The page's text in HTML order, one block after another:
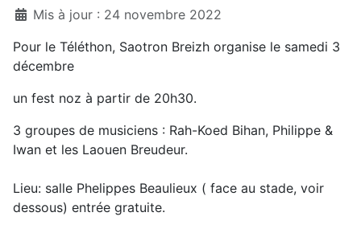
Mis à jour : 24 novembre 2022
Pour le Téléthon, Saotron Breizh organise le samedi 3
décembre
un fest noz à partir de 20h30.
3 groupes de musiciens : Rah-Koed Bihan, Philippe &
Iwan et les Laouen Breudeur.
Lieu: salle Phelippes Beaulieux ( face au stade, voir
dessous) entrée gratuite.